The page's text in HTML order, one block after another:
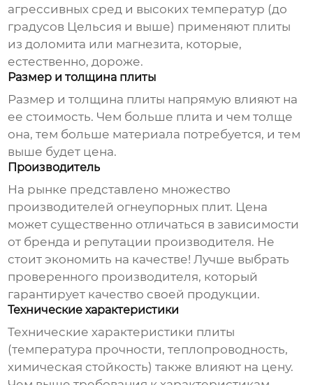
агрессивных сред и высоких температур (до
градусов Цельсия и выше) применяют плиты
из доломита или магнезита, которые,
естественно, дороже.
Размер и толщина плиты
Размер и толщина плиты напрямую влияют на
ее стоимость. Чем больше плита и чем толще
она, тем больше материала потребуется, и тем
выше будет цена.
Производитель
На рынке представлено множество
производителей огнеупорных плит. Цена
может существенно отличаться в зависимости
от бренда и репутации производителя. Не
стоит экономить на качестве! Лучше выбрать
проверенного производителя, который
гарантирует качество своей продукции.
Технические характеристики
Технические характеристики плиты
(температура прочности, теплопроводность,
химическая стойкость) также влияют на цену.